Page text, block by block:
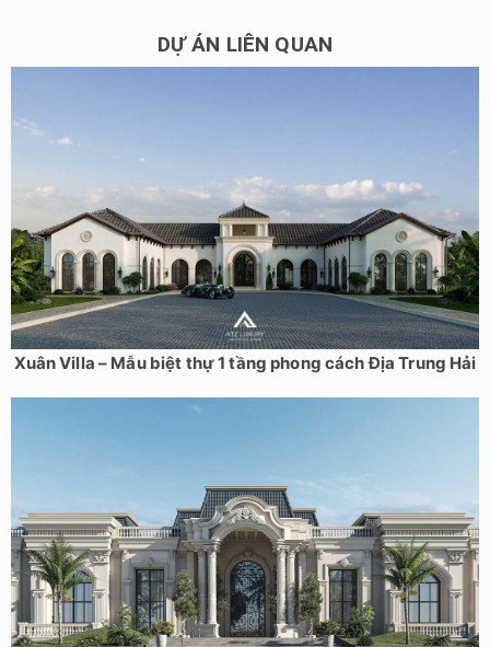
DỰ ÁN LIÊN QUAN
Xuân Villa – Mẫu biệt thự 1 tầng phong cách Địa Trung Hải